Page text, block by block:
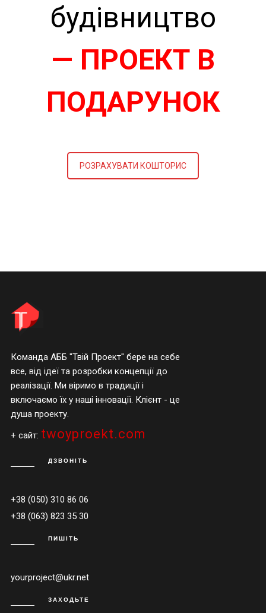
будівництво
— ПРОЕКТ В
ПОДАРУНОК
РОЗРАХУВАТИ КОШТОРИС
Команда АББ "Твій Проект" бере на себе
все, від ідеї та розробки концепції до
реалізації. Ми віримо в традиції і
включаємо їх у наші інновації. Клієнт - це
душа проекту.
+ сайт: twoyproekt.com
ДЗВОНІТЬ
+38 (050) 310 86 06
+38 (063) 823 35 30
ПИШІТЬ
yourproject@ukr.net
ЗАХОДЬТЕ